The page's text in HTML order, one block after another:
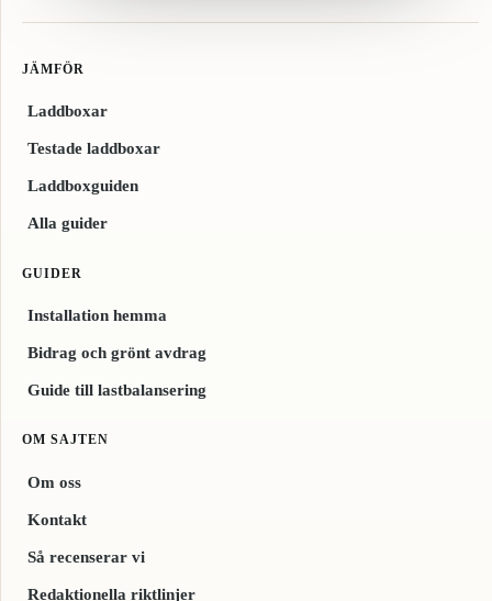
JÄMFÖR
Laddboxar
Testade laddboxar
Laddboxguiden
Alla guider
GUIDER
Installation hemma
Bidrag och grönt avdrag
Guide till lastbalansering
OM SAJTEN
Om oss
Kontakt
Så recenserar vi
Redaktionella riktlinjer